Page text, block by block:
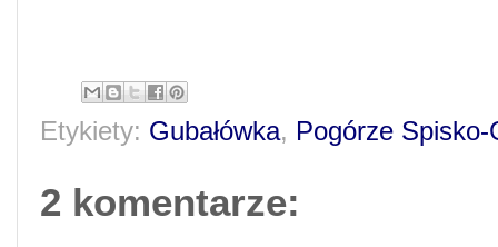
Etykiety: Gubałówka, Pogórze Spisko-
2 komentarze: